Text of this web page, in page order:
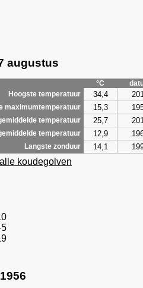
augustus
°C
Hoogste temperatuur
34,4
maximumtemperatuur 15,3
temperatuur 25,7
temperatuur 12,9
Langste zonduur 14,1
koudegolven